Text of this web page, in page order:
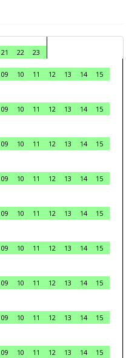
21 22
23
09 10 11 12 13 14
15
09 10 11 12 13 14
15
09 10 11 12 13 14
15
09 10 11 12 13 14
15
09 10 11 12 13 14
15
09 10 11 12 13 14
15
09 10 11 12 13 14
15
09 10 11 12 13 14
15
09 10 11 12 13 14 15